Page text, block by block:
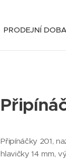
PRODEJNÍ DOBA
Připínáčky 201,
hlavičky 14 mm,